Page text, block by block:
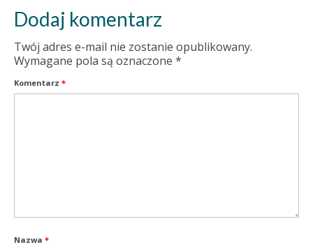
Dodaj komentarz
Twój adres e-mail nie zostanie opublikowany.
Wymagane pola są oznaczone *
Komentarz *
Nazwa *